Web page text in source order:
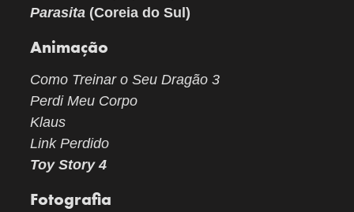
Parasita (Coreia do Sul)
Animação
Como Treinar o Seu Dragão 3
Perdi Meu Corpo
Klaus
Link Perdido
Toy Story 4
Fotografia